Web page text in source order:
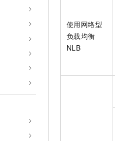
使用网络型
负载均衡
NLB
10 分钟在聊天系统